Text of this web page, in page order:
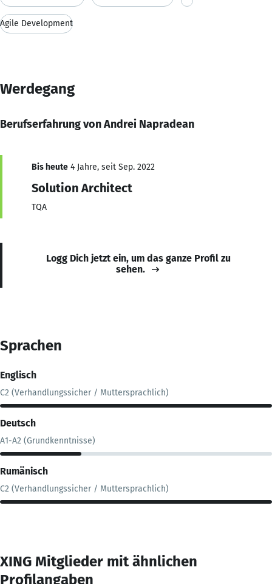
Agile Development
Werdegang
Berufserfahrung von Andrei Napradean
Bis heute 4 Jahre, seit Sep. 2022
Solution Architect
TQA
Logg Dich jetzt ein, um das ganze Profil zu
sehen.
Sprachen
Englisch
C2 (Verhandlungssicher / Muttersprachlich)
Deutsch
A1-A2 (Grundkenntnisse)
Rumänisch
C2 (Verhandlungssicher / Muttersprachlich)
XING Mitglieder mit ähnlichen
Profilangaben